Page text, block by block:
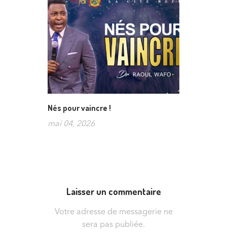
Nés pour vaincre !
mai 04, 2026
Laisser un commentaire
Votre adresse de messagerie ne
sera pas publiée.